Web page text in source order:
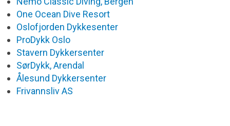
One Ocean Dive Resort
Oslofjorden Dykkesenter
ProDykk Oslo
Stavern Dykkersenter
SørDykk, Arendal
Ålesund Dykkersenter
Frivannsliv AS